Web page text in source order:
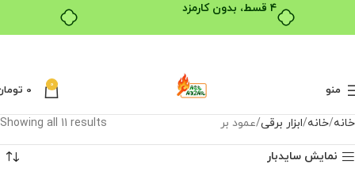
۴ قسط، بدون کارمزد
منو 0
0
خانه خانه ابزار برقی عمود بر Showing all 11 results
نمایش سایدبار